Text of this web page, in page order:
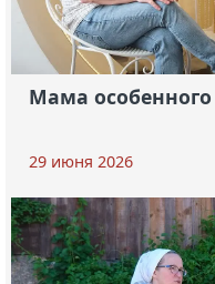
Мама особенного
29 июня 2026